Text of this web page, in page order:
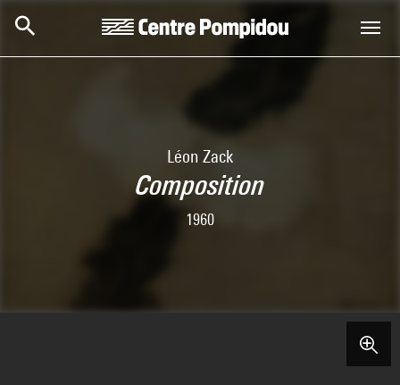
Léon Zack
Composition
1960